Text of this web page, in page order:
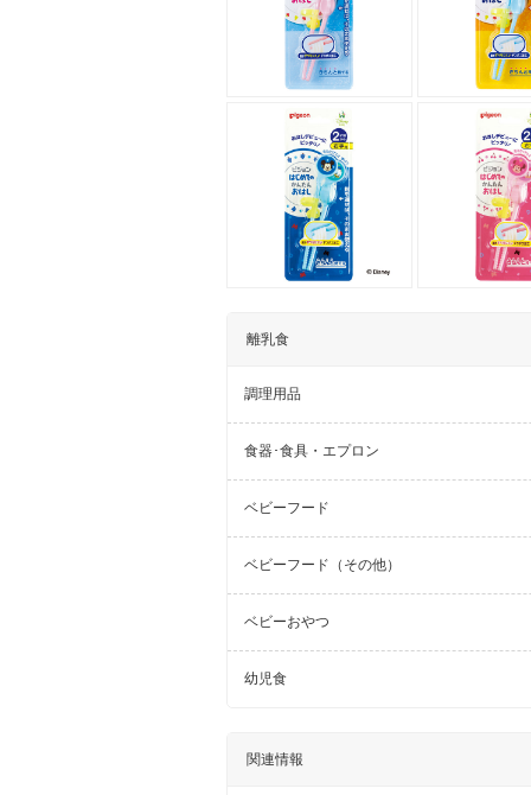
離乳食
調理用品
食器･食具・エプロン
ベビーフード
ベビーフード（その他）
ベビーおやつ
幼児食
関連情報